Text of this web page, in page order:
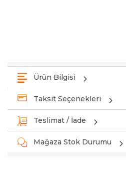
Ürün Bilgisi
Taksit Seçenekleri
Teslimat / İade
Mağaza Stok Durumu